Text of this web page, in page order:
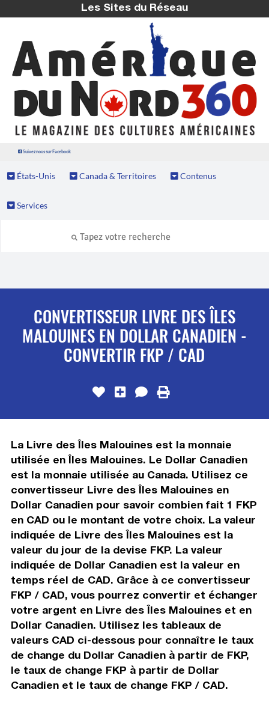
Les Sites du Réseau
Suivez nous sur Facebook
États-Unis Canada & Territoires Contenus
Services
CONVERTISSEUR LIVRE DES ÎLES
MALOUINES EN DOLLAR CANADIEN -
CONVERTIR FKP / CAD
La Livre des Îles Malouines est la monnaie
utilisée en Îles Malouines. Le Dollar Canadien
est la monnaie utilisée au Canada. Utilisez ce
convertisseur Livre des Îles Malouines en
Dollar Canadien pour savoir combien fait 1 FKP
en CAD ou le montant de votre choix. La valeur
indiquée de Livre des Îles Malouines est la
valeur du jour de la devise FKP. La valeur
indiquée de Dollar Canadien est la valeur en
temps réel de CAD. Grâce à ce convertisseur
FKP / CAD, vous pourrez convertir et échanger
votre argent en Livre des Îles Malouines et en
Dollar Canadien. Utilisez les tableaux de
valeurs CAD ci-dessous pour connaître le taux
de change du Dollar Canadien à partir de FKP,
le taux de change FKP à partir de Dollar
Canadien et le taux de change FKP / CAD.